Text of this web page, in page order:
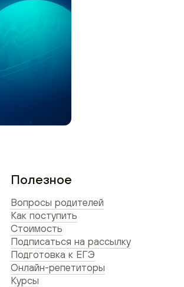
Полезное
Вопросы родителей
Как поступить
Стоимость
Подписаться на рассылку
Подготовка к ЕГЭ
Онлайн-репетиторы
Курсы